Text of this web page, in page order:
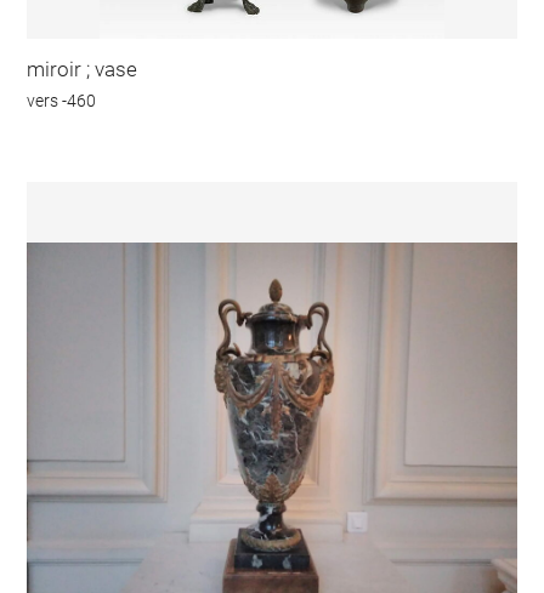
miroir ; vase
vers -460